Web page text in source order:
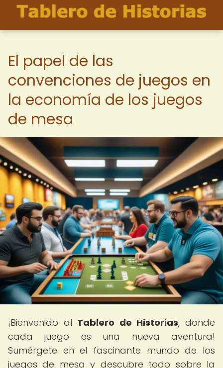
El papel de las
convenciones de juegos en
la economía de los juegos
de mesa
¡Bienvenido al Tablero de Historias, donde
cada juego es una nueva aventura!
Sumérgete en el fascinante mundo de los
juegos de mesa y descubre todo sobre la